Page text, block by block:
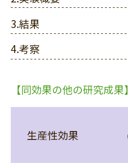
3.結果
4.考察
【同効果の他の研究成果】
生産性効果